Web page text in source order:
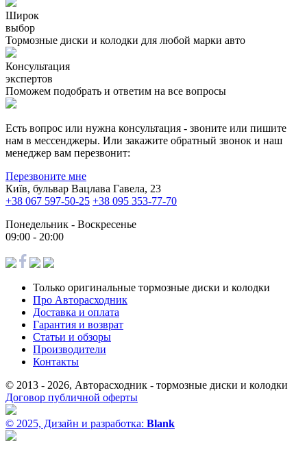
Широк
выбор
Тормозные диски и колодки для любой марки авто
Консультация
экспертов
Поможем подобрать и ответим на все вопросы
Есть вопрос или нужна консультация - звоните или пишите
нам в мессенджеры. Или закажите обратный звонок и наш
менеджер вам перезвонит:
Перезвоните мне
Київ, бульвар Вацлава Гавела, 23
+38 067 597-50-25 +38 095 353-77-70
Понедельник - Воскресенье
09:00 - 20:00
Только оригинальные тормозные диски и колодки
Про Авторасходник
Доставка и оплата
Гарантия и возврат
Статьи и обзоры
Производители
Контакты
© 2013 - 2026, Авторасходник - тормозные диски и колодки
Договор публичной оферты
© 2025, Дизайн и разработка: Blank